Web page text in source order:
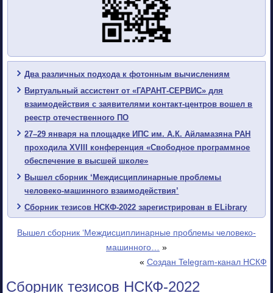
Два различных подхода к фотонным вычислениям
Виртуальный ассистент от «ГАРАНТ-СЕРВИС» для
взаимодействия с заявителями контакт-центров вошел в
реестр отечественного ПО
27–29 января на площадке ИПС им. А.К. Айламазяна РАН
проходила XVIII конференция «Свободное программное
обеспечение в высшей школе»
Вышел сборник ‘Междисциплинарные проблемы
человеко-машинного взаимодействия’
Сборник тезисов НСКФ-2022 зарегистрирован в ELibrary
Вышел сборник ‘Междисциплинарные проблемы человеко-
машинного…
»
« Создан Telegram-канал НСКФ
Сборник тезисов НСКФ-2022